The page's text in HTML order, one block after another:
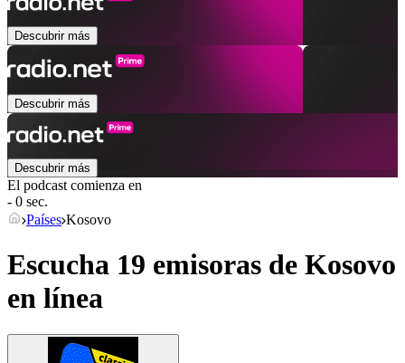
Descubrir más
Descubrir más
Descubrir más
El podcast comienza en
- 0 sec.
Países Kosovo
Escucha 19 emisoras de Kosovo
en línea